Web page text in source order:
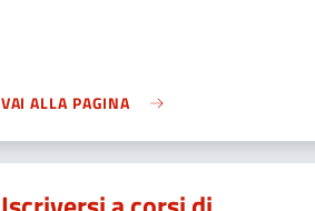
VAI ALLA PAGINA